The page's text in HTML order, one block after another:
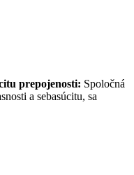
prepojenosti: Spoločná
a sebasúcitu, sa